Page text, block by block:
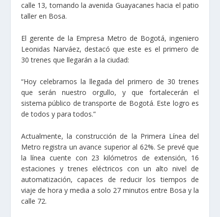
calle 13, tomando la avenida Guayacanes hacia el patio
taller en Bosa.
El gerente de la Empresa Metro de Bogotá, ingeniero
Leonidas Narváez, destacó que este es el primero de
30 trenes que llegarán a la ciudad:
“Hoy celebramos la llegada del primero de 30 trenes
que serán nuestro orgullo, y que fortalecerán el
sistema público de transporte de Bogotá. Este logro es
de todos y para todos.”
Actualmente, la construcción de la Primera Línea del
Metro registra un avance superior al 62%. Se prevé que
la línea cuente con 23 kilómetros de extensión, 16
estaciones y trenes eléctricos con un alto nivel de
automatización, capaces de reducir los tiempos de
viaje de hora y media a solo 27 minutos entre Bosa y la
calle 72.